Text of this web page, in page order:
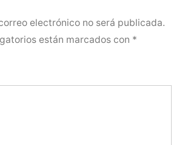
electrónico no será publicada.
están marcados con *